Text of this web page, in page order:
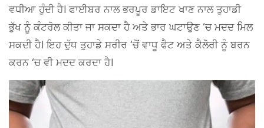
ਵਧੀਆ ਹੁੰਦੀ ਹੈ। ਫਾਈਬਰ ਨਾਲ ਭਰਪੂਰ ਡਾਇਟ ਖਾਣ ਨਾਲ ਤੁਹਾਡੀ
ਭੁੱਖ ਨੂੰ ਕੰਟਰੋਲ ਕੀਤਾ ਜਾ ਸਕਦਾ ਹੈ ਅਤੇ ਭਾਰ ਘਟਾਉਣ ‘ਚ ਮਦਦ ਮਿਲ
ਸਕਦੀ ਹੈ। ਇਹ ਦੁੱਧ ਤੁਹਾਡੇ ਸਰੀਰ ‘ਚੋਂ ਵਾਧੂ ਫੈਟ ਅਤੇ ਕੈਲੋਰੀ ਨੂੰ ਬਰਨ
ਕਰਨ ‘ਚ ਵੀ ਮਦਦ ਕਰਦਾ ਹੈ।